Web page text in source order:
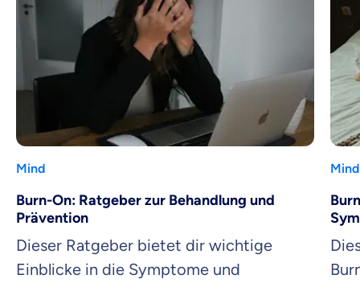
Mind
Burn-On: Ratgeber zur Behandlung und
Prävention
Dieser Ratgeber bietet dir wichtige
Einblicke in die Symptome und
Mind